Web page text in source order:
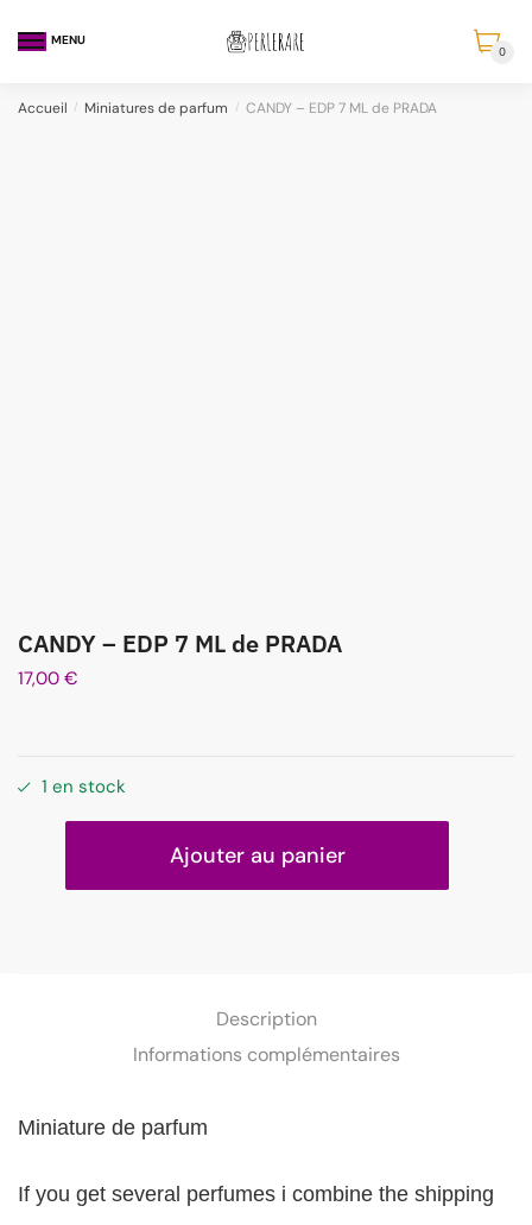
MENU
0
Accueil / Miniatures de parfum / CANDY – EDP 7 ML de PRADA
CANDY – EDP 7 ML de PRADA
17,00 €
1 en stock
Ajouter au panier
Description
Informations complémentaires
Miniature de parfum
If you get several perfumes i combine the shipping